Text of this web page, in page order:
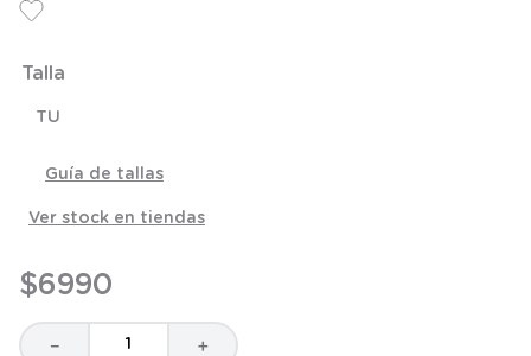
Talla
TU
Guía de tallas
Ver stock en tiendas
$6990
＋
－
8.
9.